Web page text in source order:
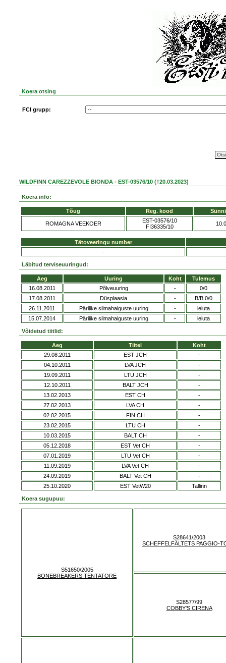
Koera otsing
FCI grupp:
WILDFINN CAREZZEVOLE BIONDA - EST-03576/10 (†20.03.2023)
Koera info:
Tõug Reg. kood
ROMAGNA VEEKOER
EST-03576/10
FI36335/10
Tätoveeringu number
-
Läbitud terviseuuringud:
Aeg Uuring Koht
Tulemus
16.08.2011
Põlveuuring -
0/0
17.08.2011
Düsplaasia -
B/B 0/0
26.11.2011
Pärilike silmahaiguste uuring -
leiuta
15.07.2014
Pärilike silmahaiguste uuring - leiuta
Võidetud tiitlid:
Aeg Tiitel
Koht
29.08.2011
EST JCH
-
04.10.2011
LVA JCH
-
19.09.2011
LTU JCH
-
12.10.2011
BALT JCH
-
13.02.2013
EST CH
-
27.02.2013
LVA CH
-
02.02.2015
FIN CH
-
23.02.2015
LTU CH
-
10.03.2015
BALT CH
-
05.12.2018
EST Vet CH
-
07.01.2019
LTU Vet CH
-
11.09.2019
LVA Vet CH
-
24.09.2019
BALT Vet CH
-
25.10.2020
EST VetW20 Tallinn
Koera sugupuu:
S51650/2005
BONEBREAKERS TENTATORE
S28641/2003
SCHEFFELFÄLTETS PAGGIO-
S28577/99
COBBY'S CIRENA